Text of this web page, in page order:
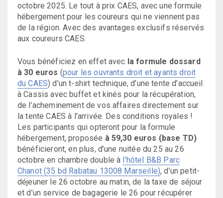
octobre 2025. Le tout à prix CAES, avec une formule
hébergement pour les coureurs qui ne viennent pas
de la région. Avec des avantages exclusifs réservés
aux coureurs CAES.
Vous bénéficiez en effet avec la formule dossard
à 30 euros (pour les ouvrants droit et ayants droit
du CAES) d’un t-shirt technique, d’une tente d’accueil
à Cassis avec buffet et kinés pour la récupération,
de l’acheminement de vos affaires directement sur
la tente CAES à l’arrivée. Des conditions royales !
Les participants qui opteront pour la formule
hébergement, proposée à 59,30 euros (base TD)
bénéficieront, en plus, d’une nuitée du 25 au 26
octobre en chambre double à l’hôtel B&B Parc
Chanot (35 bd Rabatau 13008 Marseille), d’un petit-
déjeuner le 26 octobre au matin, de la taxe de séjour
et d’un service de bagagerie le 26 pour récupérer